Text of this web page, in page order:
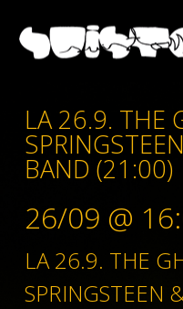
LA 26.9. THE
BAND (21:00)
26/09 @
LA 26.9. THE
SPRINGSTEEN